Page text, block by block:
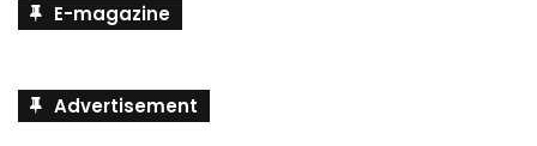
E-magazine
Advertisement